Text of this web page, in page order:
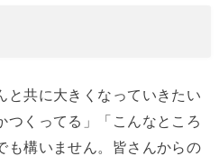
と共に大きくなっていきたい
つくってる」「こんなところ
も構いません。皆さんからの